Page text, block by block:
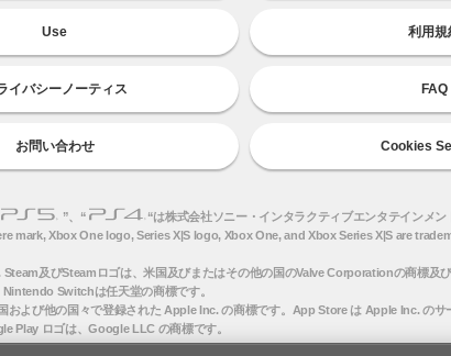
Use 利用規
イバシーノーティス FAQ
お問い合わせ Cookies
”、“
“は株式会社ソニー・インタラクティブエンタテインメン
mark, Xbox One logo, Series X|S logo, Xbox One, and Xbox Series X|S are
及びSteamロゴは、米国及びまたはその他の国のValve Corporationの商標及び
Switchは任天堂の商標です。
および他の国々で登録された Apple Inc. の商標です。App Store は Apple Inc. のサ
Play ロゴは、Google LLC の商標です。